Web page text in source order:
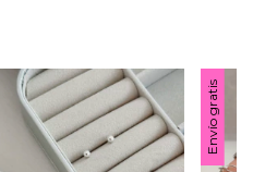
Envío gratis